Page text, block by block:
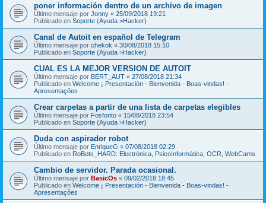
poner información dentro de un archivo de imagen
Último mensaje por Jonny « 25/09/2018 19:21
Publicado en Soporte (Ayuda >Hacker)
Canal de Autoit en español de Telegram
Último mensaje por chekok « 30/08/2018 15:10
Publicado en Soporte (Ayuda >Hacker)
CUAL ES LA MEJOR VERSION DE AUTOIT
Último mensaje por BERT_AUT « 27/08/2018 21:34
Publicado en Welcome ¡ Presentación - Bienvenida - Boas-vindas! -
Apresentações
Crear carpetas a partir de una lista de carpetas elegibles
Último mensaje por Fosforito « 15/08/2018 23:54
Publicado en Soporte (Ayuda >Hacker)
Duda con aspirador robot
Último mensaje por EnriqueG « 07/08/2018 02:29
Publicado en RoBots_HARD: Electrónica, PsicoInformática, OCR, WebCams
Cambio de servidor. Parada ocasional.
Último mensaje por BasicOs « 09/02/2018 18:45
Publicado en Welcome ¡ Presentación - Bienvenida - Boas-vindas! -
Apresentações